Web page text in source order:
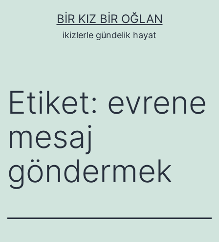
BIR KIZ BIR OĞLAN
ikizlerle gündelik hayat
Etiket: evrene
mesaj
göndermek